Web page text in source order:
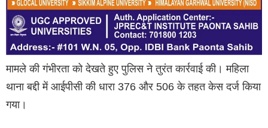
मामले की गंभीरता को देखते हुए पुलिस ने तुरंत कार्रवाई की। महिला
थाना बद्दी में आईपीसी की धारा 376 और 506 के तहत केस दर्ज किया
गया।